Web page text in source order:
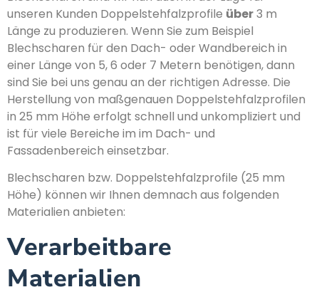
unseren Kunden Doppelstehfalzprofile über3 m
Länge zu produzieren. Wenn Sie zum Beispiel
Blechscharen für den Dach- oder Wandbereich in
einer Länge von 5, 6 oder 7 Metern benötigen, dann
sind Sie bei uns genau an der richtigen Adresse. Die
Herstellung von maßgenauen Doppelstehfalzprofilen
in 25 mm Höhe erfolgt schnell und unkompliziert und
ist für viele Bereiche im im Dach- und
Fassadenbereich einsetzbar.
Blechscharen bzw. Doppelstehfalzprofile (25 mm
Höhe) können wir Ihnen demnach aus folgenden
Materialien anbieten:
Verarbeitbare
Materialien